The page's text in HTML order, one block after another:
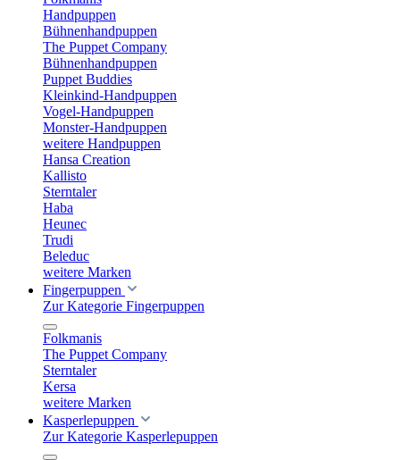
Handpuppen
Bühnenhandpuppen
The Puppet Company
Bühnenhandpuppen
Puppet Buddies
Kleinkind-Handpuppen
Vogel-Handpuppen
Monster-Handpuppen
weitere Handpuppen
Hansa Creation
Kallisto
Sterntaler
Haba
Heunec
Trudi
Beleduc
weitere Marken
Fingerpuppen
Zur Kategorie Fingerpuppen
Folkmanis
The Puppet Company
Sterntaler
Kersa
weitere Marken
Kasperlepuppen
Zur Kategorie Kasperlepuppen